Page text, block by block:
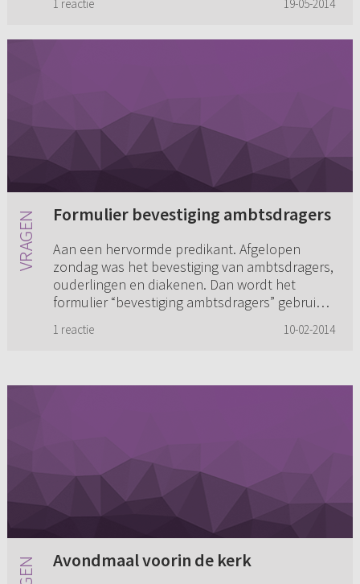
blijven...
1 reactie 19-05-2014
Formulier bevestiging ambtsdragers
Aan een hervormde predikant. Afgelopen
zondag was het bevestiging van ambtsdragers,
ouderlingen en diakenen. Dan wordt het
formulier “bevestiging ambtsdragers” gebruikt.
1 reactie 10-02-2014
Avondmaal voorin de kerk